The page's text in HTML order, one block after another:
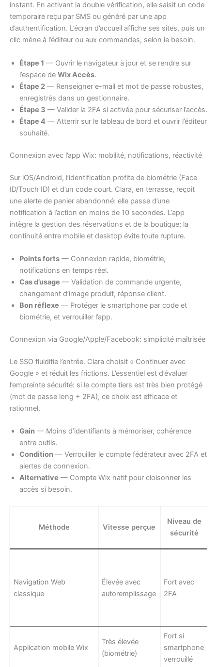
instant. En activant la double vérification, elle saisit un code
temporaire reçu par SMS ou généré par une app
d’authentification. L’écran d’accueil affiche ses sites, puis un
clic mène à l’éditeur ou aux commandes, selon le besoin.
Étape 1 — Ouvrir le navigateur à jour et se rendre sur
l’espace de Wix Accès.
Étape 2 — Renseigner e-mail et mot de passe robustes,
enregistrés dans un gestionnaire.
Étape 3 — Valider la 2FA si activée pour sécuriser l’accès.
Étape 4 — Atterrir sur le tableau de bord et ouvrir l’éditeur
souhaité.
Connexion avec l’app Wix: mobilité, notifications, réactivité
Sur iOS/Android, l’identification profite de biométrie (Face
ID/Touch ID) et d’un code court. Clara, en terrasse, reçoit
une alerte de panier abandonné: elle passe d’une
notification à l’action en moins de 10 secondes. L’app
intègre la gestion des réservations et de la boutique; la
continuité entre mobile et desktop évite toute rupture.
Points forts — Connexion rapide, biométrie,
notifications en temps réel.
Cas d’usage — Validation de commande urgente,
changement d’image produit, réponse client.
Bon réflexe — Protéger le smartphone par code et
biométrie, et verrouiller l’app.
Connexion via Google/Apple/Facebook: simplicité maîtrisée
Le SSO fluidifie l’entrée. Clara choisit « Continuer avec
Google » et réduit les frictions. L’essentiel est d’évaluer
l’empreinte sécurité: si le compte tiers est très bien protégé
(mot de passe long + 2FA), ce choix est efficace et
rationnel.
Gain — Moins d’identifiants à mémoriser, cohérence
entre outils.
Condition — Verrouiller le compte fédérateur avec 2FA et
alertes de connexion.
Alternative — Compte Wix natif pour cloisonner les
accès si besoin.
Méthode Vitesse perçue
Niveau de
sécurité
Navigation Web
classique
Élevée avec
autoremplissage
Fort avec
2FA
Application mobile Wix
Très élevée
(biométrie)
Fort si
smartphone
verrouillé